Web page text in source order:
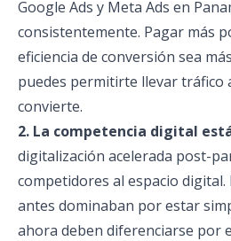
Google Ads y Meta Ads en
consistentemente. Pagar más
eficiencia de conversión sea
puedes permitirte llevar tráfico
convierte.
2. La competencia digital
digitalización acelerada post-
competidores al espacio digital.
antes dominaban por estar
ahora deben diferenciarse por